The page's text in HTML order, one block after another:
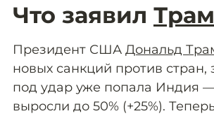
Что заявил
Президент США Дональд
новых санкций против
под удар уже попала Индия
выросли до 50% (+25%).